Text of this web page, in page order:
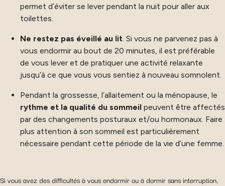
permet d’éviter se lever pendant la nuit pour aller aux
toilettes.
Ne restez pas éveillé au lit. Si vous ne parvenez pas à
vous endormir au bout de 20 minutes, il est préférable
de vous lever et de pratiquer une activité relaxante
jusqu’à ce que vous vous sentiez à nouveau somnolent.
Pendant la grossesse, l’allaitement ou la ménopause, le
rythme et la qualité du sommeil peuvent être affectés
par des changements posturaux et/ou hormonaux. Faire
plus attention à son sommeil est particulièrement
nécessaire pendant cette période de la vie d’une femme.
Si vous avez des difficultés à vous endormir ou à dormir sans interruption,